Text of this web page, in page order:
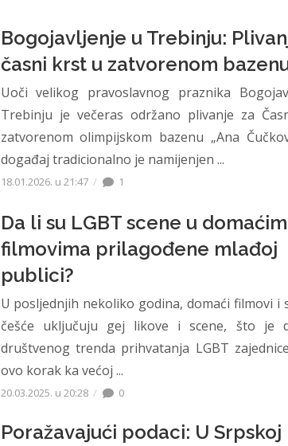
Bogojavljenje u Trebinju:
časni krst u zatvorenom
Uoči velikog pravoslavnog praznika
Trebinju je večeras održano plivanje za
zatvorenom olimpijskom bazenu „Ana
događaj tradicionalno je namijenjen ...
18.01.2026. u 21:47 1
Da li su LGBT scene u domaćim
filmovima prilagođene mlađoj
publici?
U posljednjih nekoliko godina, domaći filmovi i
češće uključuju gej likove i scene, što je
društvenog trenda prihvatanja LGBT
ovo korak ka većoj ...
20.03.2025. u 20:28 0
Poražavajući podaci: U Srpskoj